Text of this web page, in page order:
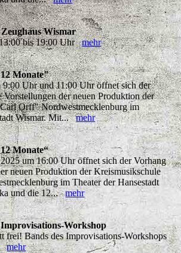
Wismar
13:00 bis 19:00 Uhrmehr
Monate"
Uhr und 11:00 Uhr öffnet sich der
Vorstellungen der neuen Produktion der
Orff" Nordwestmecklenburg im
Wismar. Mit...mehr
Monate“
um 16:00 Uhr öffnet sich der Vorhang
neuen Produktion der Kreismusikschule
im Theater der Hansestadt
und die 12...mehr
Workshop
frei! Bands des Improvisations-Workshops
mehr